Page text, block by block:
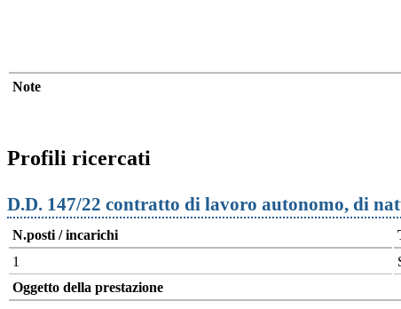
Note
Profili ricercati
D.D. 147/22 contratto di lavoro autonomo, di
N.posti / incarichi
1
Oggetto della prestazione